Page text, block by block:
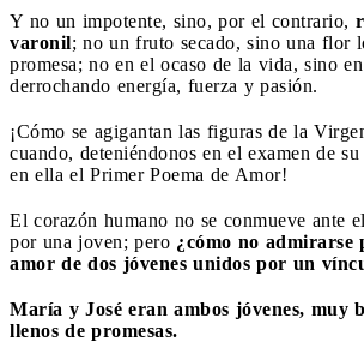
Y no un impotente, sino, por el contrario,
varonil; no un fruto secado, sino una flor
promesa; no en el ocaso de la vida, sino
derrochando energía, fuerza y pasión.
¡Cómo se agigantan las figuras de la
cuando, deteniéndonos en el examen de
en ella el Primer Poema de Amor!
El corazón humano no se conmueve ante
por una joven; pero ¿cómo no admirarse
amor de dos jóvenes unidos por un
María y José eran ambos jóvenes, muy
llenos de promesas.